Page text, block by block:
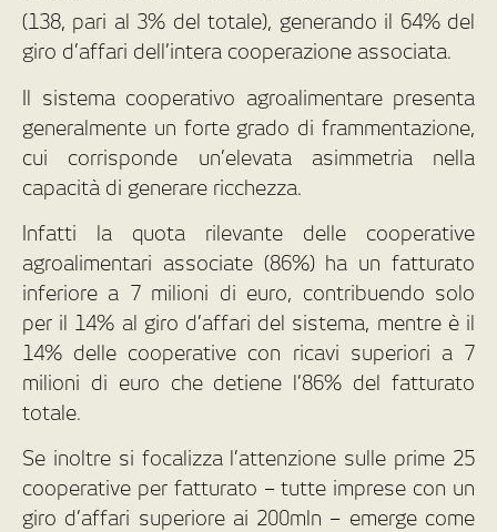
(138, pari al 3% del totale), generando il 64% del
giro d’affari dell’intera cooperazione associata.
Il sistema cooperativo agroalimentare presenta
generalmente un forte grado di frammentazione,
cui corrisponde un’elevata asimmetria nella
capacità di generare ricchezza.
Infatti la quota rilevante delle cooperative
agroalimentari associate (86%) ha un fatturato
inferiore a 7 milioni di euro, contribuendo solo
per il 14% al giro d’affari del sistema, mentre è il
14% delle cooperative con ricavi superiori a 7
milioni di euro che detiene l’86% del fatturato
totale.
Se inoltre si focalizza l’attenzione sulle prime 25
cooperative per fatturato – tutte imprese con un
giro d’affari superiore ai 200mln – emerge come